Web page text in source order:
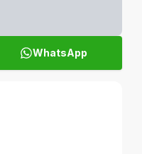
WhatsApp